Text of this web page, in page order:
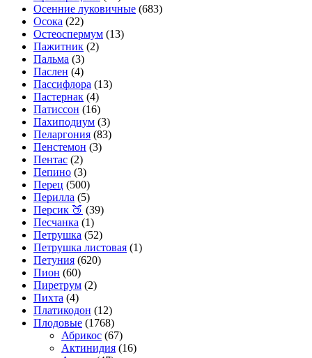
Осенние луковичные (683)
Осока (22)
Остеоспермум (13)
Пажитник (2)
Пальма (3)
Паслен (4)
Пассифлора (13)
Пастернак (4)
Патиссон (16)
Пахиподиум (3)
Пеларгония (83)
Пенстемон (3)
Пентас (2)
Пепино (3)
Перец (500)
Перилла (5)
Персик 🍑 (39)
Песчанка (1)
Петрушка (52)
Петрушка листовая (1)
Петуния (620)
Пион (60)
Пиретрум (2)
Пихта (4)
Платикодон (12)
Плодовые (1768)
Абрикос (67)
Актинидия (16)